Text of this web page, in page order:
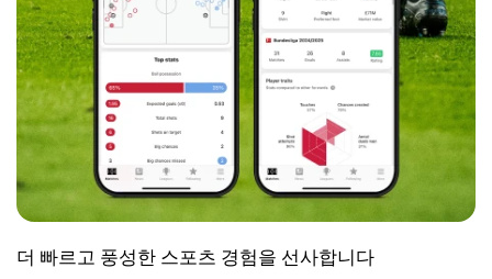
더 빠르고 풍성한 스포츠 경험을 선사합니다